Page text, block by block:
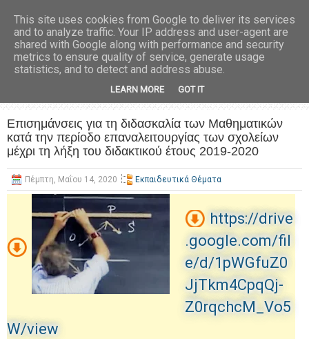
Επισημάνσεις για τη διδασκαλία των Μαθηματικών
κατά την περίοδο επαναλειτουργίας των σχολείων
μέχρι τη λήξη του διδακτικού έτους 2019-2020
Πέμπτη, Μαΐου 14, 2020 Εκπαιδευτικά Θέματα
https://drive
.google.com/fil
e/d/1pWGfuZ0
JjTkm4CpqQj-
Z0rqchcM_Vo5
W/view
This site uses cookies from Google to deliver its services
and to analyze traffic. Your IP address and user-agent are
shared with Google along with performance and security
metrics to ensure quality of service, generate usage
statistics, and to detect and address abuse.
LEARN MORE GOT IT